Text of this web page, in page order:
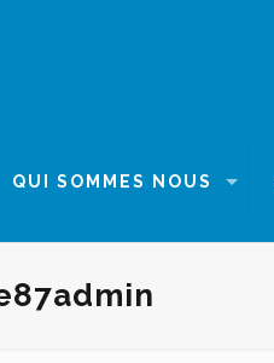
QUI SOMMES NOUS